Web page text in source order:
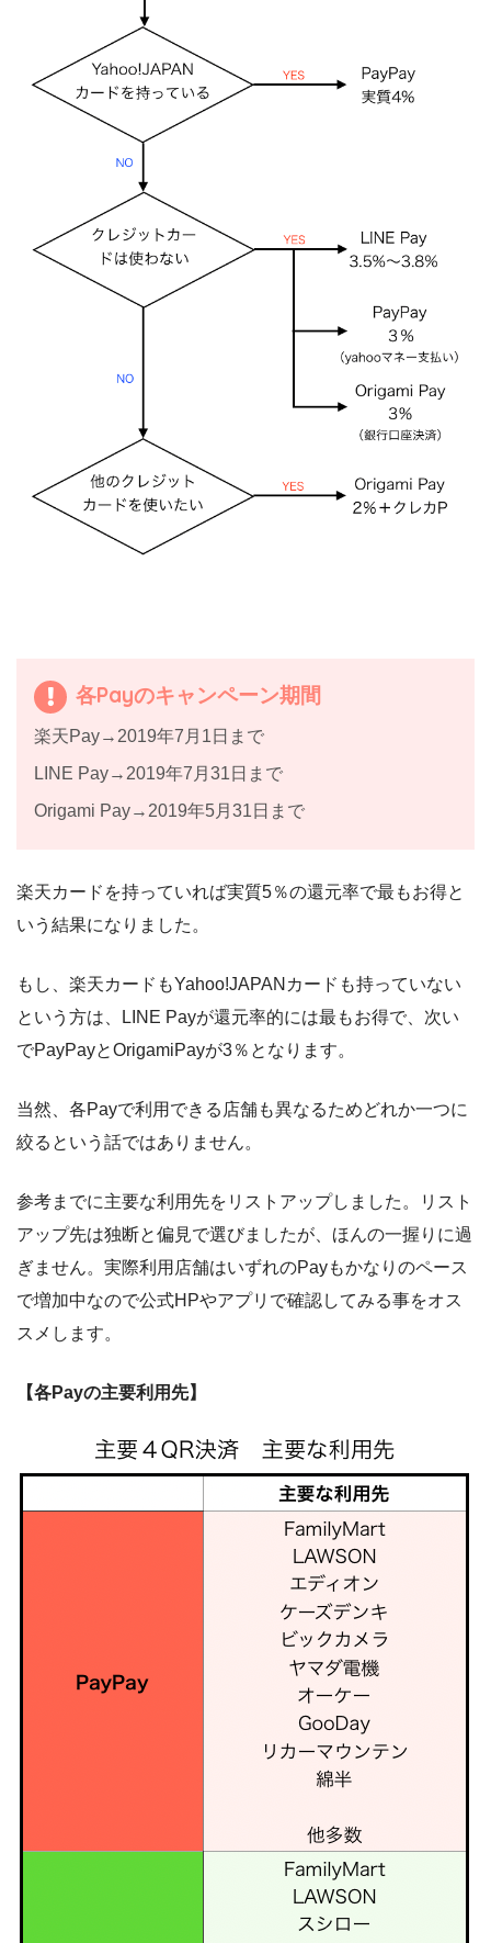
各Payのキャンペーン期間
楽天Pay→2019年7月1日まで
LINE Pay→2019年7月31日まで
Origami Pay→2019年5月31日まで
楽天カードを持っていれば実質5％の還元率で最もお得と
いう結果になりました。
もし、楽天カードもYahoo!JAPANカードも持っていない
という方は、LINE Payが還元率的には最もお得で、次い
でPayPayとOrigamiPayが3％となります。
当然、各Payで利用できる店舗も異なるためどれか一つに
絞るという話ではありません。
参考までに主要な利用先をリストアップしました。リスト
アップ先は独断と偏見で選びましたが、ほんの一握りに過
ぎません。実際利用店舗はいずれのPayもかなりのペース
で増加中なので公式HPやアプリで確認してみる事をオス
スメします。
【各Payの主要利用先】